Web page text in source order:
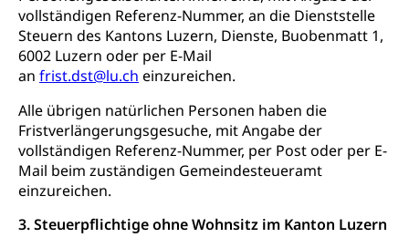
vollständigen Referenz-Nummer, an die Dienststelle
Steuern des Kantons Luzern, Dienste, Buobenmatt 1,
6002 Luzern oder per E-Mail
an frist.dst@lu.ch einzureichen.
Alle übrigen natürlichen Personen haben die
Fristverlängerungsgesuche, mit Angabe der
vollständigen Referenz-Nummer, per Post oder per E-
Mail beim zuständigen Gemeindesteueramt
einzureichen.
3. Steuerpflichtige ohne Wohnsitz im Kanton Luzern
Boden
Luzern)
Liegenschaft, Immobilie, Grundstück
ÖREB-Kataster
Grundeigentümerabfrage
Energie
Energieverbrauch, Stromverbrauch, Energiequelle,
Windenergie, Wasserkraft, Sonnenenergie, fossile
Energie, erneuerbare Energie, Biomasse
Energiefachstellenkonferenz Zentralschweiz
Grundbuch
Grundeigentum, Grundstück